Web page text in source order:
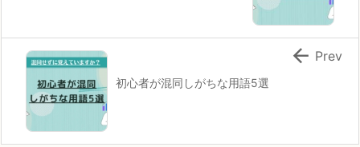
初心者が混同しがちな用語5選
 Prev